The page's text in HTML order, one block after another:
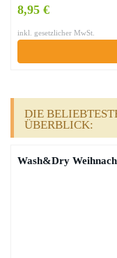
8,95 €
inkl. gesetzlicher MwSt.
DIE
ÜBERBLICK:
Wash&Dry